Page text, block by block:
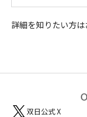
詳細を知りたい方
双日公式 X